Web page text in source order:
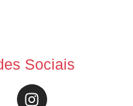
Sociais